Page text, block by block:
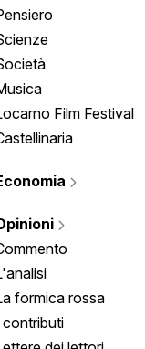
Film Festival
formica rossa
contributi